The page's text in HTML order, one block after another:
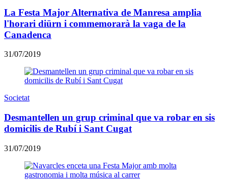
La Festa Major Alternativa de Manresa amplia
l'horari diürn i commemorarà la vaga de la
Canadenca
31/07/2019
Societat
Desmantellen un grup criminal que va robar en sis
domicilis de Rubí i Sant Cugat
31/07/2019